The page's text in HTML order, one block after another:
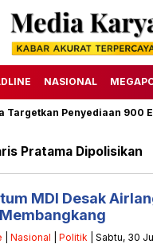
NASIONAL
Penyediaan 900
Pratama Dipolisikan
MDI Desak
Nasional Politik | Sabtu, 30